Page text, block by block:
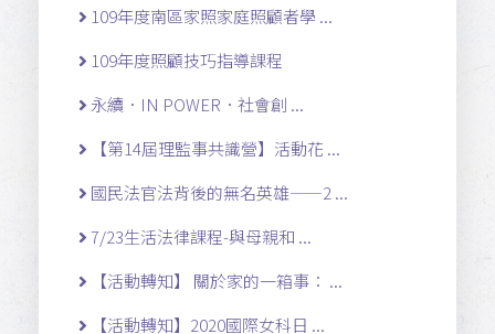
109年度南區家照家庭照顧者學 ...
109年度照顧技巧指導課程
永續．IN POWER．社會創 ...
【第14屆理監事共識營】活動花 ...
國民法官法背後的無名英雄——2 ...
7/23生活法律課程-與母親和 ...
【活動轉知】 關於家的一箱事： ...
【活動轉知】2020國際女科日 ...